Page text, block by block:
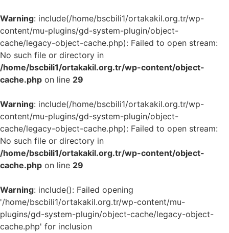
Warning: include(/home/bscbili1/ortakakil.org.tr/wp-
content/mu-plugins/gd-system-plugin/object-
cache/legacy-object-cache.php): Failed to open stream:
No such file or directory in
/home/bscbili1/ortakakil.org.tr/wp-content/object-
cache.php on line 29
Warning: include(/home/bscbili1/ortakakil.org.tr/wp-
content/mu-plugins/gd-system-plugin/object-
cache/legacy-object-cache.php): Failed to open stream:
No such file or directory in
/home/bscbili1/ortakakil.org.tr/wp-content/object-
cache.php on line 29
Warning: include(): Failed opening
'/home/bscbili1/ortakakil.org.tr/wp-content/mu-
plugins/gd-system-plugin/object-cache/legacy-object-
cache.php' for inclusion